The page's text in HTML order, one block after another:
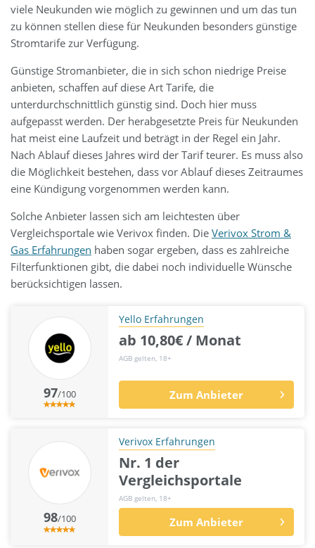
viele Neukunden wie möglich zu gewinnen und um das tun
zu können stellen diese für Neukunden besonders günstige
Stromtarife zur Verfügung.
Günstige Stromanbieter, die in sich schon niedrige Preise
anbieten, schaffen auf diese Art Tarife, die
unterdurchschnittlich günstig sind. Doch hier muss
aufgepasst werden. Der herabgesetzte Preis für Neukunden
hat meist eine Laufzeit und beträgt in der Regel ein Jahr.
Nach Ablauf dieses Jahres wird der Tarif teurer. Es muss also
die Möglichkeit bestehen, dass vor Ablauf dieses Zeitraumes
eine Kündigung vorgenommen werden kann.
Solche Anbieter lassen sich am leichtesten über
Vergleichsportale wie Verivox finden. Die Verivox Strom &
Gas Erfahrungen haben sogar ergeben, dass es zahlreiche
Filterfunktionen gibt, die dabei noch individuelle Wünsche
berücksichtigen lassen.
97/100
Yello Erfahrungen
ab 10,80€ / Monat
AGB gelten, 18+
Zum Anbieter
98/100
Verivox Erfahrungen
Nr. 1 der
Vergleichsportale
AGB gelten, 18+
Zum Anbieter